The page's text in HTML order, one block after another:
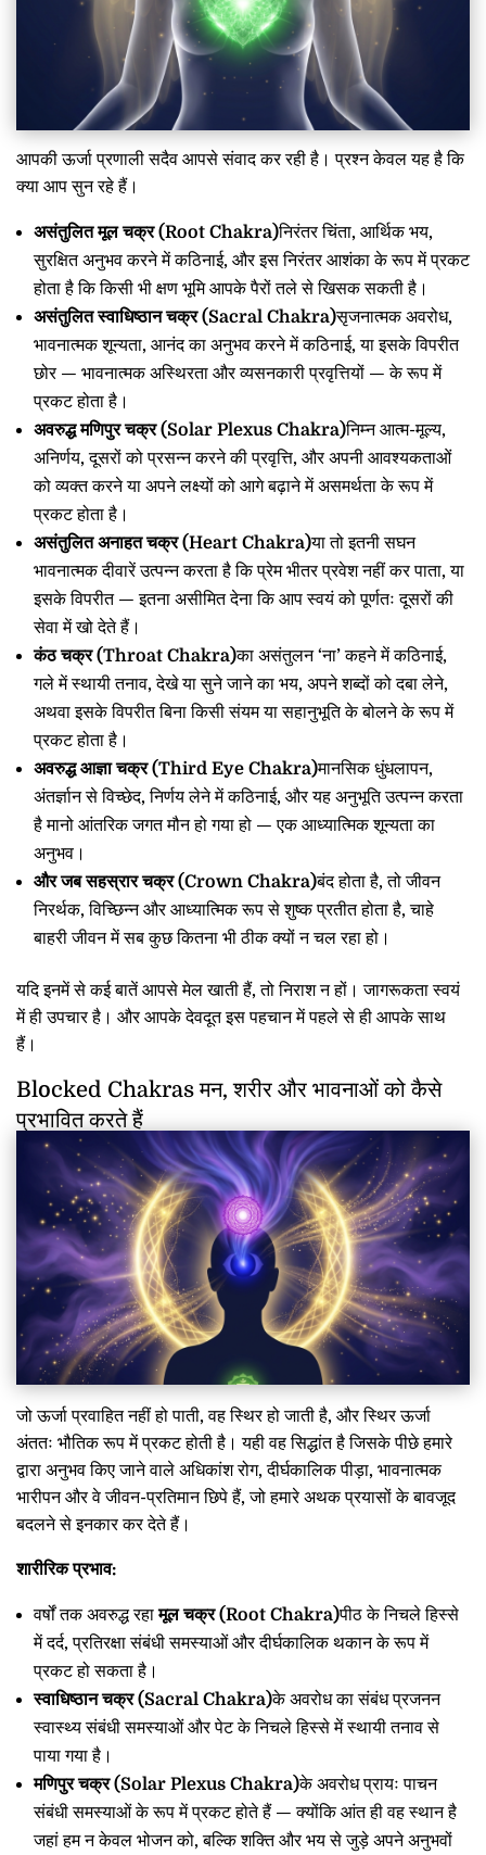
आपकी ऊर्जा प्रणाली सदैव आपसे संवाद कर रही है। प्रश्न केवल यह है कि
क्या आप सुन रहे हैं।
असंतुलित मूल चक्र (Root Chakra)निरंतर चिंता, आर्थिक भय,
सुरक्षित अनुभव करने में कठिनाई, और इस निरंतर आशंका के रूप में प्रकट
होता है कि किसी भी क्षण भूमि आपके पैरों तले से खिसक सकती है।
असंतुलित स्वाधिष्ठान चक्र (Sacral Chakra)सृजनात्मक अवरोध,
भावनात्मक शून्यता, आनंद का अनुभव करने में कठिनाई, या इसके विपरीत
छोर — भावनात्मक अस्थिरता और व्यसनकारी प्रवृत्तियों — के रूप में
प्रकट होता है।
अवरुद्ध मणिपुर चक्र (Solar Plexus Chakra)निम्न आत्म-मूल्य,
अनिर्णय, दूसरों को प्रसन्न करने की प्रवृत्ति, और अपनी आवश्यकताओं
को व्यक्त करने या अपने लक्ष्यों को आगे बढ़ाने में असमर्थता के रूप में
प्रकट होता है।
असंतुलित अनाहत चक्र (Heart Chakra)या तो इतनी सघन
भावनात्मक दीवारें उत्पन्न करता है कि प्रेम भीतर प्रवेश नहीं कर पाता, या
इसके विपरीत — इतना असीमित देना कि आप स्वयं को पूर्णतः दूसरों की
सेवा में खो देते हैं।
कंठ चक्र (Throat Chakra)का असंतुलन ‘ना’ कहने में कठिनाई,
गले में स्थायी तनाव, देखे या सुने जाने का भय, अपने शब्दों को दबा लेने,
अथवा इसके विपरीत बिना किसी संयम या सहानुभूति के बोलने के रूप में
प्रकट होता है।
अवरुद्ध आज्ञा चक्र (Third Eye Chakra)मानसिक धुंधलापन,
अंतर्ज्ञान से विच्छेद, निर्णय लेने में कठिनाई, और यह अनुभूति उत्पन्न करता
है मानो आंतरिक जगत मौन हो गया हो — एक आध्यात्मिक शून्यता का
अनुभव।
और जब सहस्रार चक्र (Crown Chakra)बंद होता है, तो जीवन
निरर्थक, विच्छिन्न और आध्यात्मिक रूप से शुष्क प्रतीत होता है, चाहे
बाहरी जीवन में सब कुछ कितना भी ठीक क्यों न चल रहा हो।
यदि इनमें से कई बातें आपसे मेल खाती हैं, तो निराश न हों। जागरूकता स्वयं
में ही उपचार है। और आपके देवदूत इस पहचान में पहले से ही आपके साथ
हैं।
Blocked Chakras मन, शरीर और भावनाओं को कैसे
प्रभावित करते हैं
जो ऊर्जा प्रवाहित नहीं हो पाती, वह स्थिर हो जाती है, और स्थिर ऊर्जा
अंततः भौतिक रूप में प्रकट होती है। यही वह सिद्धांत है जिसके पीछे हमारे
द्वारा अनुभव किए जाने वाले अधिकांश रोग, दीर्घकालिक पीड़ा, भावनात्मक
भारीपन और वे जीवन-प्रतिमान छिपे हैं, जो हमारे अथक प्रयासों के बावजूद
बदलने से इनकार कर देते हैं।
शारीरिक प्रभाव:
वर्षों तक अवरुद्ध रहामूल चक्र (Root Chakra)पीठ के निचले हिस्से
में दर्द, प्रतिरक्षा संबंधी समस्याओं और दीर्घकालिक थकान के रूप में
प्रकट हो सकता है।
स्वाधिष्ठान चक्र (Sacral Chakra)के अवरोध का संबंध प्रजनन
स्वास्थ्य संबंधी समस्याओं और पेट के निचले हिस्से में स्थायी तनाव से
पाया गया है।
मणिपुर चक्र (Solar Plexus Chakra)के अवरोध प्रायः पाचन
संबंधी समस्याओं के रूप में प्रकट होते हैं — क्योंकि आंत ही वह स्थान है
जहां हम न केवल भोजन को, बल्कि शक्ति और भय से जुड़े अपने अनुभवों